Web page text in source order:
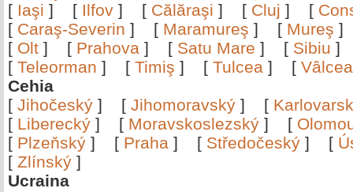
[ Iaşi ] [ Ilfov ] [ Călăraşi ] [ Cluj ] [
[ Caraş-Severin ] [ Maramureş ] [ Mureş
[ Olt ] [ Prahova ] [ Satu Mare ] [ Sibiu
[ Teleorman ] [ Timiş ] [ Tulcea ] [
Cehia
[ Jihočeský ] [ Jihomoravský ] [
[ Liberecký ] [ Moravskoslezský ] [
[ Plzeňský ] [ Praha ] [ Středočeský ] [
[ Zlínský ]
Ucraina